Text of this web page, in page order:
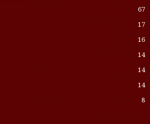
67
17
16
14
14
14
8